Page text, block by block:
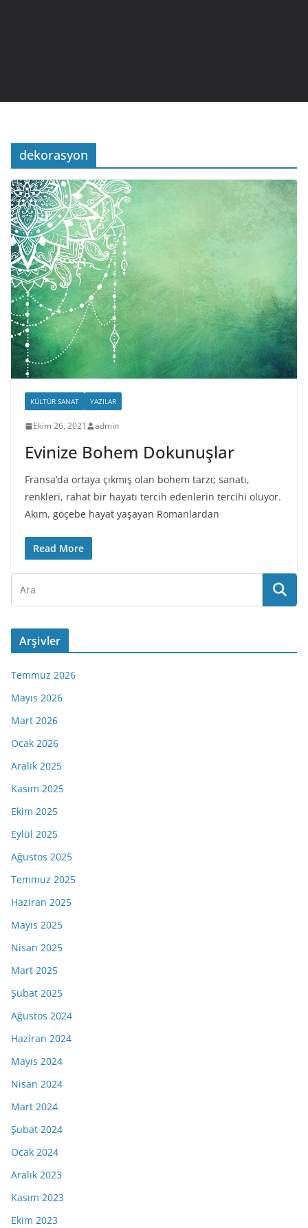
dekorasyon
KÜLTÜR SANAT YAZILAR
Ekim 26, 2021 admin
Evinize Bohem Dokunuşlar
Fransa’da ortaya çıkmış olan bohem tarzı; sanatı,
renkleri, rahat bir hayatı tercih edenlerin tercihi oluyor.
Akım, göçebe hayat yaşayan Romanlardan
Read More
Arşivler
Temmuz 2026
Mayıs 2026
Mart 2026
Ocak 2026
Aralık 2025
Kasım 2025
Ekim 2025
Eylül 2025
Ağustos 2025
Temmuz 2025
Haziran 2025
Mayıs 2025
Nisan 2025
Mart 2025
Şubat 2025
Ağustos 2024
Haziran 2024
Mayıs 2024
Nisan 2024
Mart 2024
Şubat 2024
Ocak 2024
Aralık 2023
Kasım 2023
Ekim 2023